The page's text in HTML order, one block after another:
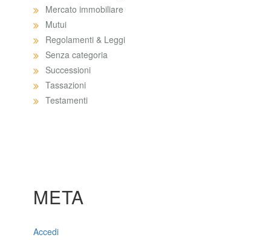
Mercato immobiliare
Mutui
Regolamenti & Leggi
Senza categoria
Successioni
Tassazioni
Testamenti
META
Accedi